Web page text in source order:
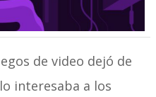
de video dejó de
interesaba a los